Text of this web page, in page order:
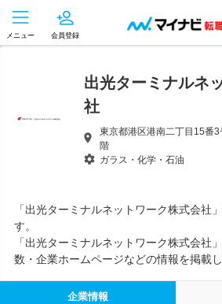
メニュー 会員登録
出光ターミナルネ
社
東京都港区港南二丁目15番
階
ガラス・化学・石油
「出光ターミナルネットワーク株式会社
す。
「出光ターミナルネットワーク株式会社
数・企業ホームページなどの情報を掲載し
企業情報